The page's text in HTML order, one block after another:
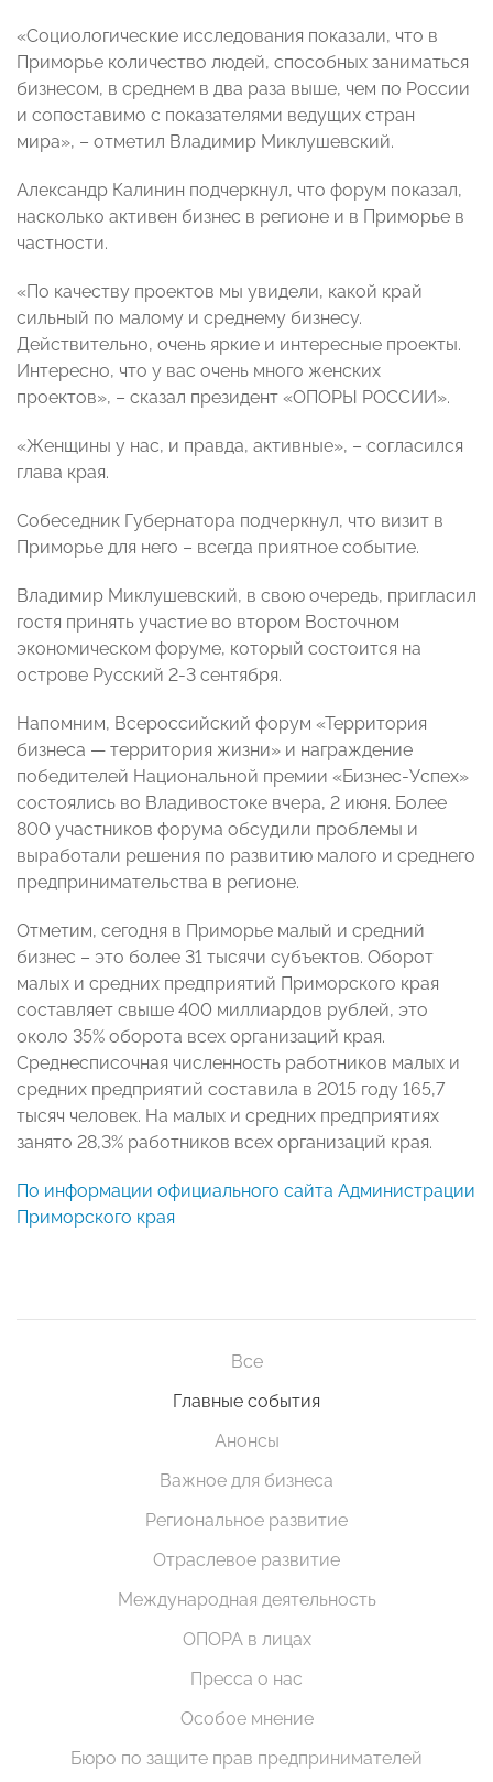
«Социологические исследования показали, что в
Приморье количество людей, способных заниматься
бизнесом, в среднем в два раза выше, чем по России
и сопоставимо с показателями ведущих стран
мира», – отметил Владимир Миклушевский.
Александр Калинин подчеркнул, что форум показал,
насколько активен бизнес в регионе и в Приморье в
частности.
«По качеству проектов мы увидели, какой край
сильный по малому и среднему бизнесу.
Действительно, очень яркие и интересные проекты.
Интересно, что у вас очень много женских
проектов», – сказал президент «ОПОРЫ РОССИИ».
«Женщины у нас, и правда, активные», – согласился
глава края.
Собеседник Губернатора подчеркнул, что визит в
Приморье для него – всегда приятное событие.
Владимир Миклушевский, в свою очередь, пригласил
гостя принять участие во втором Восточном
экономическом форуме, который состоится на
острове Русский 2-3 сентября.
Напомним, Всероссийский форум «Территория
бизнеса — территория жизни» и награждение
победителей Национальной премии «Бизнес-Успех»
состоялись во Владивостоке вчера, 2 июня. Более
800 участников форума обсудили проблемы и
выработали решения по развитию малого и среднего
предпринимательства в регионе.
Отметим, сегодня в Приморье малый и средний
бизнес – это более 31 тысячи субъектов. Оборот
малых и средних предприятий Приморского края
составляет свыше 400 миллиардов рублей, это
около 35% оборота всех организаций края.
Среднесписочная численность работников малых и
средних предприятий составила в 2015 году 165,7
тысяч человек. На малых и средних предприятиях
занято 28,3% работников всех организаций края.
По информации официального сайта Администрации
Приморского края
Все
Главные события
Анонсы
Важное для бизнеса
Региональное развитие
Отраслевое развитие
Международная деятельность
ОПОРА в лицах
Пресса о нас
Особое мнение
Бюро по защите прав предпринимателей